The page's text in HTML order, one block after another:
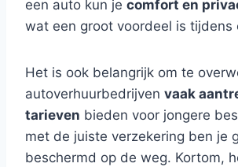
een auto kun je comfort en
wat een groot voordeel is tijdens
Het is ook belangrijk om te
autoverhuurbedrijven vaak
tarieven bieden voor jongere
met de juiste verzekering ben je
beschermd op de weg. Kortom,